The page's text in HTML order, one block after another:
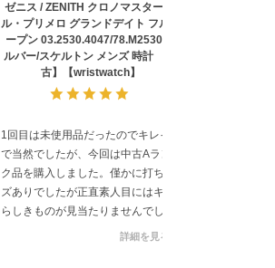
ゼニス / ZENITH クロノマスター エ
ル・プリメロ グランドデイト フルオ
ープン 03.2530.4047/78.M2530 シ
ルバー/スケルトン メンズ 時計 【中
古】【wristwatch】
詳細を見る
1回目は未使用品だったのでキレイ
で当然でしたが、今回は中古Aラン
ク品を購入しました。僅かに打ちキ
ズありでしたが正直素人目にはキズ
らしきものが見当たりませんでし
た。とっても満足しています。また